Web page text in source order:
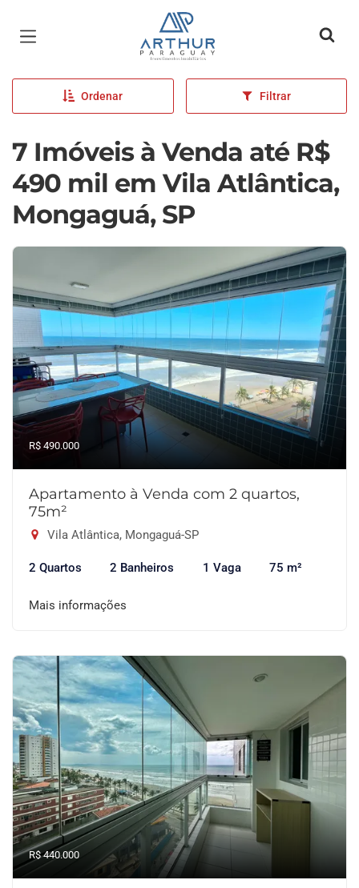
Página inicial
Ordenar Filtrar
7 Imóveis à Venda até R$
490 mil em Vila Atlântica,
Mongaguá, SP
R$ 490.000
Apartamento à Venda com 2 quartos,
75m²
Vila Atlântica, Mongaguá-SP
2 Quartos 2 Banheiros 1 Vaga 75 m²
Mais informações
R$ 440.000